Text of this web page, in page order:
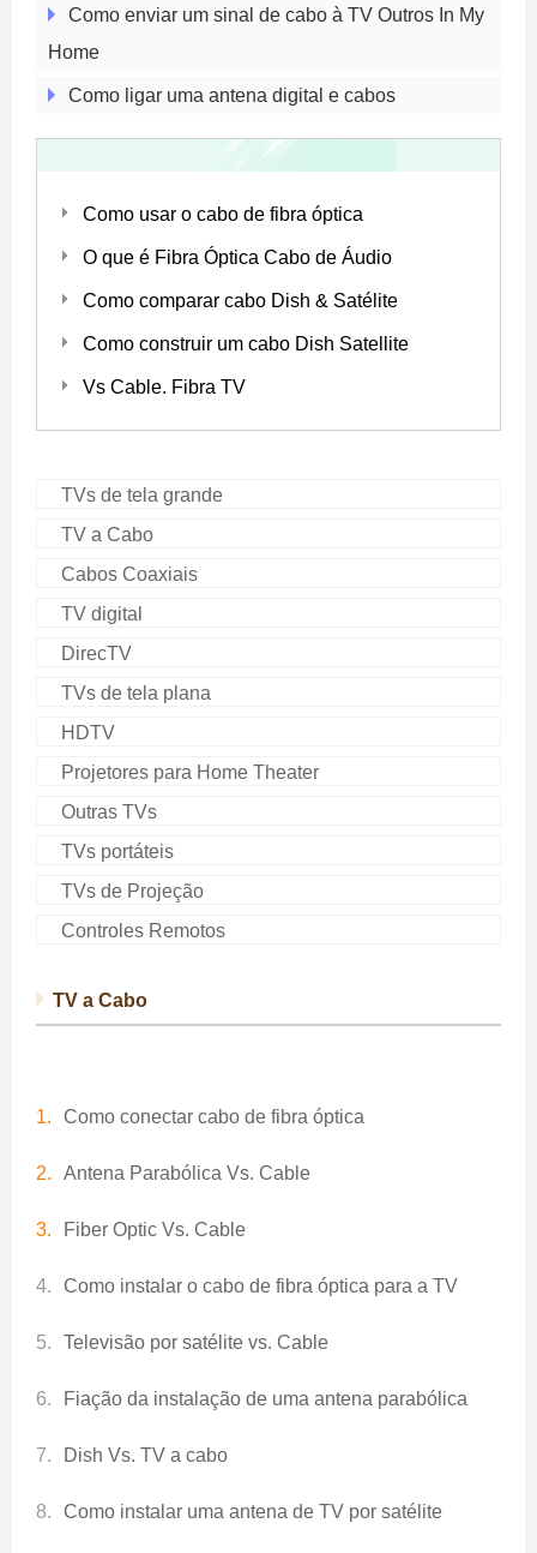
Como enviar um sinal de cabo à TV Outros In My
Home
Como ligar uma antena digital e cabos
Como usar o cabo de fibra óptica
O que é Fibra Óptica Cabo de Áudio
Como comparar cabo Dish & Satélite
Como construir um cabo Dish Satellite
Vs Cable. Fibra TV
TVs de tela grande
TV a Cabo
Cabos Coaxiais
TV digital
DirecTV
TVs de tela plana
HDTV
Projetores para Home Theater
Outras TVs
TVs portáteis
TVs de Projeção
Controles Remotos
TV a Cabo
Como conectar cabo de fibra óptica
Antena Parabólica Vs. Cable
Fiber Optic Vs. Cable
Como instalar o cabo de fibra óptica para a TV
Televisão por satélite vs. Cable
Fiação da instalação de uma antena parabólica
Dish Vs. TV a cabo
Como instalar uma antena de TV por satélite